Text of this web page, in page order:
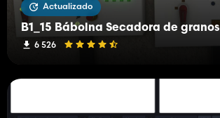
Actualizado
B1_15 Bábolna Secadora de granos
6 526